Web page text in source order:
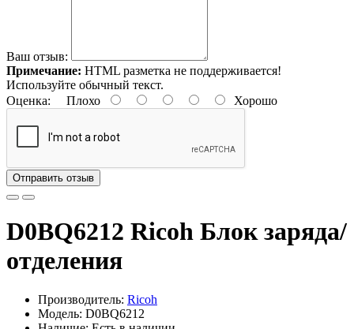
Ваш отзыв:
Примечание: HTML разметка не поддерживается!
Используйте обычный текст.
Оценка: Плохо Хорошо
Отправить отзыв
D0BQ6212 Ricoh Блок заряда/
отделения
Производитель: Ricoh
Модель: D0BQ6212